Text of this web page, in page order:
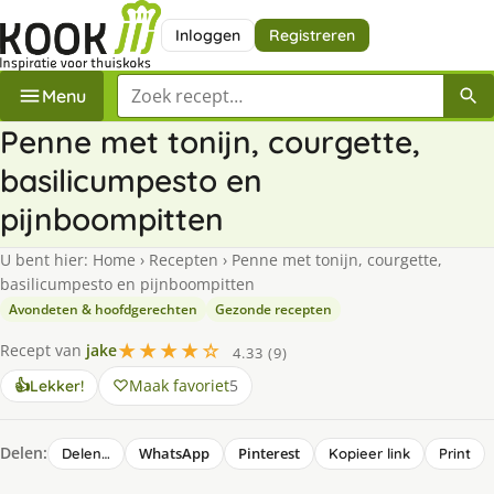
Inloggen Registreren
Menu Zoek een recept
Penne met tonijn, courgette,
basilicumpesto en
pijnboompitten
U bent hier: Home › Recepten › Penne met tonijn, courgette,
basilicumpesto en pijnboompitten
Avondeten & hoofdgerechten Gezonde recepten
Recept van jake★★★★☆
4.33 (9)
👍Lekker! Maak favoriet5
Delen: Delen… WhatsApp Pinterest Kopieer link Print